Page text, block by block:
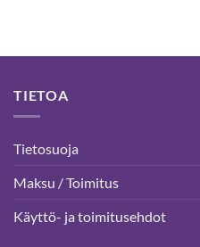
TIETOA
Tietosuoja
Maksu / Toimitus
Käyttö- ja toimitusehdot